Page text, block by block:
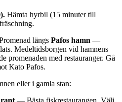
Hämta hyrbil (15 minuter till
längs Pafos hamn —
Medeltidsborgen vid hamnens
promenaden med restauranger. Gå
Kato Pafos.
eller i gamla stan:
— Bästa fiskrestaurangen. Välj